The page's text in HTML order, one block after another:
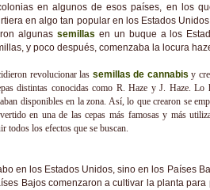
en algunos de esos países, en los
en algo tan popular en los Estados
algunas semillas en un buque a los
y poco después, comenzaba la locura
revolucionar las semillas de cannabis y
distintas conocidas como R. Haze y J. Haze. Lo
disponibles en la zona. Así, lo que crearon se
en una de las cepas más famosas y más
todos los efectos que se buscan.
en los Estados Unidos, sino en los Países
Bajos comenzaron a cultivar la planta para